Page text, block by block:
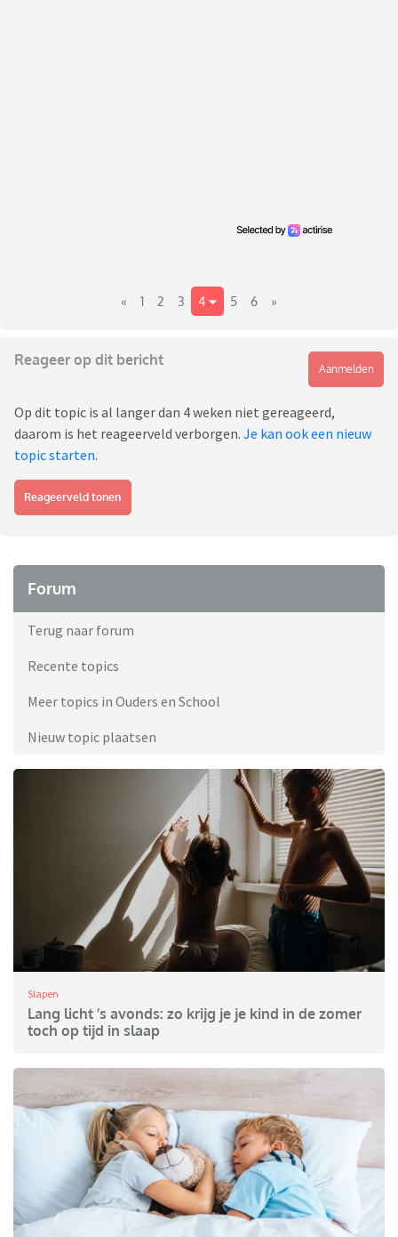
« 1 2 3 4 5 6 »
Reageer op dit bericht
Aanmelden
Op dit topic is al langer dan 4 weken niet gereageerd,
daarom is het reageerveld verborgen. Je kan ook een nieuw
topic starten.
Reageerveld tonen
Forum
Terug naar forum
Recente topics
Meer topics in Ouders en School
Nieuw topic plaatsen
Slapen
Lang licht ’s avonds: zo krijg je je kind in de zomer
toch op tijd in slaap